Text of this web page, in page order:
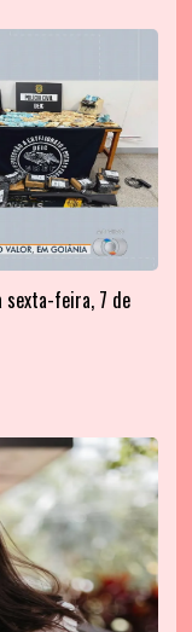
sexta-feira, 7 de